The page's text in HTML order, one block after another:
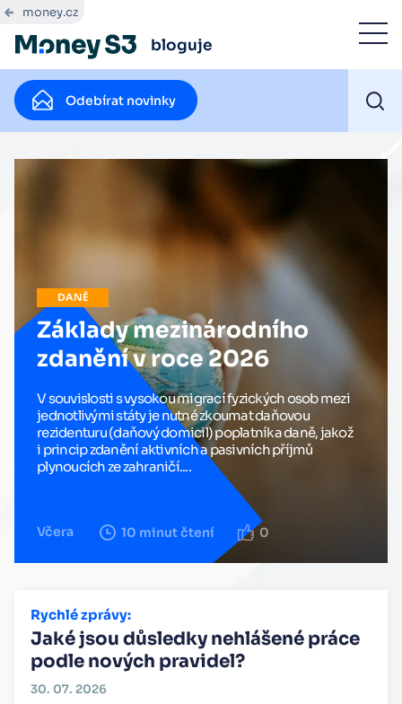
money.cz
bloguje
Odebírat novinky
DANĚ
Základy mezinárodního
zdanění v roce 2026
V souvislosti s vysokou migrací fyzických osob mezi
jednotlivými státy je nutné zkoumat daňovou
rezidenturu (daňový domicil) poplatníka daně, jakož
i princip zdanění aktivních a pasivních příjmů
plynoucích ze zahraničí....
Včera 10 minut čtení 0
Rychlé zprávy:
Jaké jsou důsledky nehlášené práce
podle nových pravidel?
30. 07. 2026